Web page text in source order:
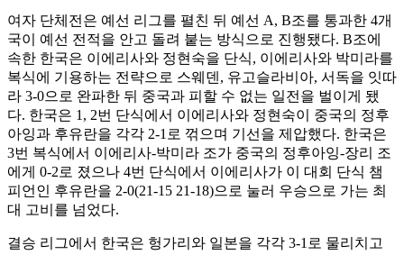
여자 단체전은 예선 리그를 펼친 뒤 예선 A, B조를 통과한 4개
국이 예선 전적을 안고 돌려 붙는 방식으로 진행됐다. B조에
속한 한국은 이에리사와 정현숙을 단식, 이에리사와 박미라를
복식에 기용하는 전략으로 스웨덴, 유고슬라비아, 서독을 잇따
라 3-0으로 완파한 뒤 중국과 피할 수 없는 일전을 벌이게 됐
다. 한국은 1, 2번 단식에서 이에리사와 정현숙이 중국의 정후
아잉과 후유란을 각각 2-1로 꺾으며 기선을 제압했다. 한국은
3번 복식에서 이에리사-박미라 조가 중국의 정후아잉-장리 조
에게 0-2로 졌으나 4번 단식에서 이에리사가 이 대회 단식 챔
피언인 후유란을 2-0(21-15 21-18)으로 눌러 우승으로 가는 최
대 고비를 넘었다.
결승 리그에서 한국은 헝가리와 일본을 각각 3-1로 물리치고